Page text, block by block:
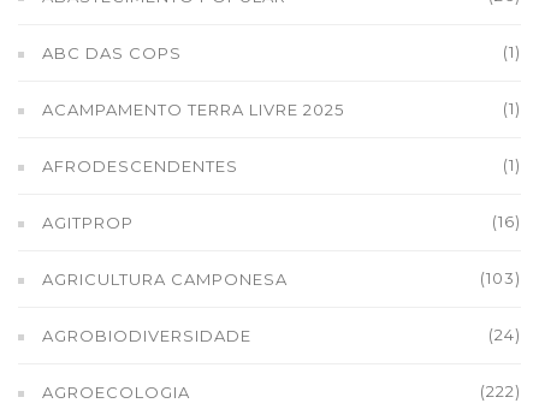
ABC DAS COPS (1)
ACAMPAMENTO TERRA LIVRE 2025 (1)
AFRODESCENDENTES (1)
AGITPROP (16)
AGRICULTURA CAMPONESA (103)
AGROBIODIVERSIDADE (24)
AGROECOLOGIA (222)